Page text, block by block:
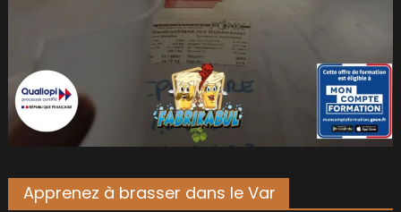
Apprenez à brasser dans le Var